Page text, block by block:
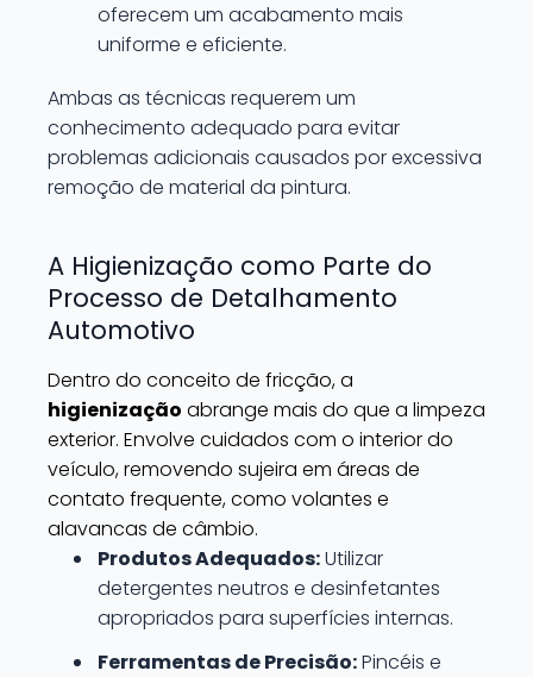
oferecem um acabamento mais
uniforme e eficiente.
Ambas as técnicas requerem um
conhecimento adequado para evitar
problemas adicionais causados por excessiva
remoção de material da pintura.
A Higienização como Parte do
Processo de Detalhamento
Automotivo
Dentro do conceito de fricção, a
higienização abrange mais do que a limpeza
exterior. Envolve cuidados com o interior do
veículo, removendo sujeira em áreas de
contato frequente, como volantes e
alavancas de câmbio.
Produtos Adequados:Utilizar
detergentes neutros e desinfetantes
apropriados para superfícies internas.
Ferramentas de Precisão:Pincéis e